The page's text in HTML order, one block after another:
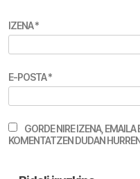
IZENA*
E-POSTA*
GORDE NIRE IZENA,
KOMENTATZEN DUDAN